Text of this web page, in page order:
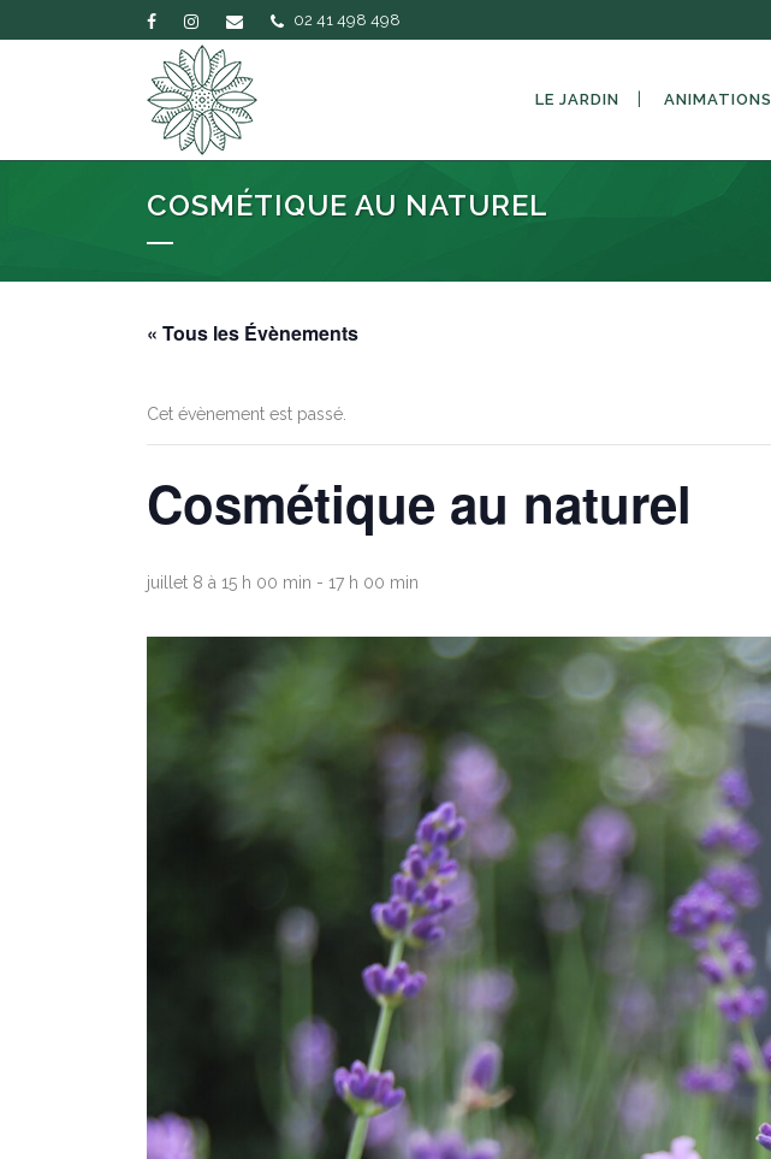
02 41 498 498
LE JARDIN ANIMATIONS
COSMÉTIQUE AU NATUREL
« Tous les Évènements
Cet évènement est passé.
Cosmétique au naturel
juillet 8 à 15 h 00 min - 17 h 00 min